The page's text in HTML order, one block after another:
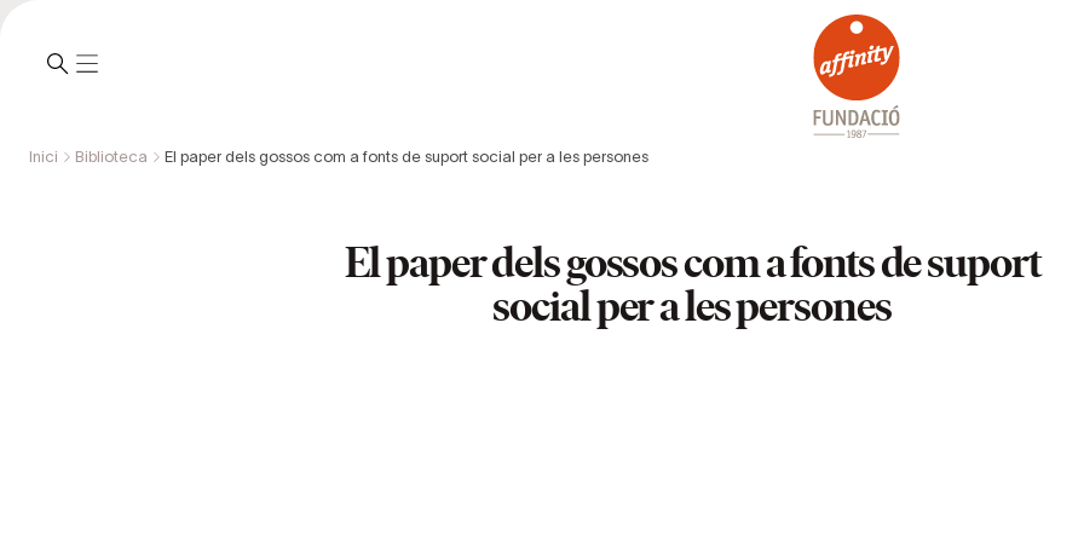
Inici Biblioteca El paper dels gossos com a fonts de suport social per a les persones
El paper dels gossos com a fonts de suport
social per a les persones